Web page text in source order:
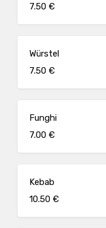
7.50 €
Würstel
7.50 €
Funghi
7.00 €
Kebab
10.50 €